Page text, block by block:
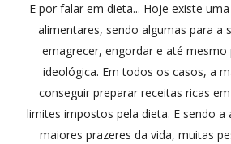
E por falar em dieta... Hoje existe
alimentares, sendo algumas para a
emagrecer, engordar e até
ideológica. Em todos os casos, a
conseguir preparar receitas ricas
limites impostos pela dieta. E sendo
maiores prazeres da vida, muitas